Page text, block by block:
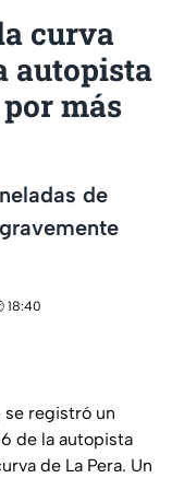
curva
autopista
más
de
18:40
se registró un
de la autopista
de La Pera. Un